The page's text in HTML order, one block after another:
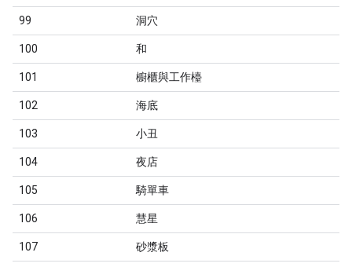
99 洞穴
100 和
101 櫥櫃與工作檯
102 海底
103 小丑
104 夜店
105 騎單車
106 慧星
107 砂漿板